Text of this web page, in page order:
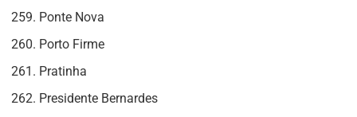
Ponte Nova
Porto Firme
Pratinha
Presidente Bernardes